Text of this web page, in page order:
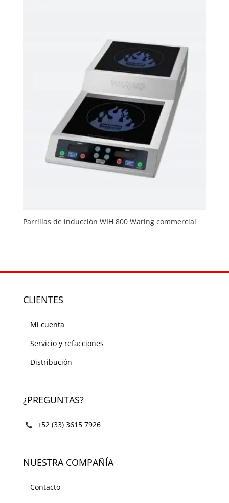
Parrillas de inducción WIH 800 Waring commercial
CLIENTES
Mi cuenta
Servicio y refacciones
Distribución
¿PREGUNTAS?
+52 (33) 3615 7926
NUESTRA COMPAÑÍA
Contacto